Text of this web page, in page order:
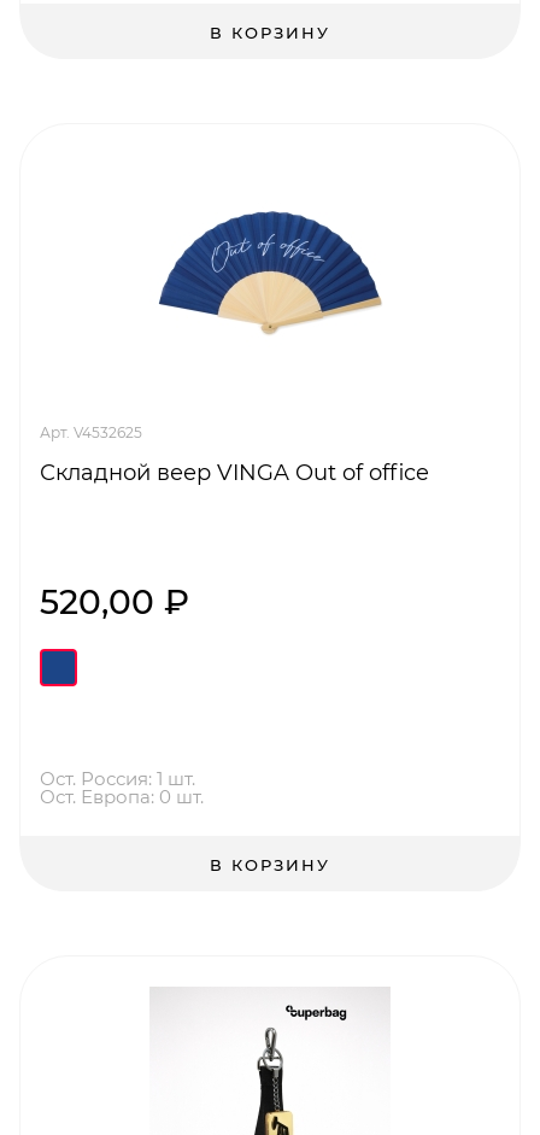
В КОРЗИНУ
Арт. V4532625
Складной веер VINGA Out of office
520,00 ₽
Ост. Россия: 1 шт.
Ост. Европа: 0 шт.
В КОРЗИНУ